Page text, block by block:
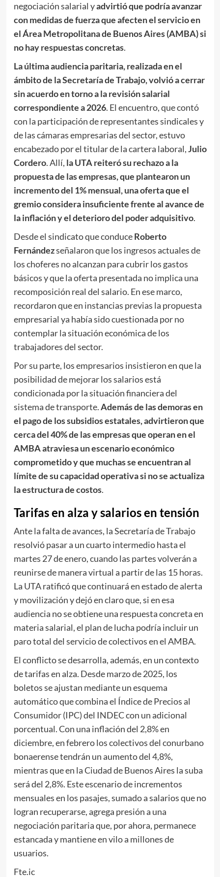
negociación salarial yadvirtió que podría avanzar
con medidas de fuerza que afecten el servicio en
el Área Metropolitana de Buenos Aires (AMBA) si
no hay respuestas concretas.
La última audiencia paritaria, realizada en el
ámbito de la Secretaría de Trabajo, volvió a cerrar
sin acuerdo en torno a la revisión salarial
correspondiente a 2026. El encuentro, que contó
con la participación de representantes sindicales y
de las cámaras empresarias del sector, estuvo
encabezado por el titular de la cartera laboral,Julio
Cordero. Allí, la UTA reiteró su rechazo a la
propuesta de las empresas, que plantearon un
incremento del 1% mensual, una oferta que el
gremio considera insuficiente frente al avance de
la inflación y el deterioro del poder adquisitivo.
Desde el sindicato que conduceRoberto
Fernándezseñalaron que los ingresos actuales de
los choferes no alcanzan para cubrir los gastos
básicos y que la oferta presentada no implica una
recomposición real del salario. En ese marco,
recordaron que en instancias previas la propuesta
empresarial ya había sido cuestionada por no
contemplar la situación económica de los
trabajadores del sector.
Por su parte, los empresarios insistieron en que la
posibilidad de mejorar los salarios está
condicionada por la situación financiera del
sistema de transporte.Además de las demoras en
el pago de los subsidios estatales, advirtieron que
cerca del 40% de las empresas que operan en el
AMBA atraviesa un escenario económico
comprometido y que muchas se encuentran al
límite de su capacidad operativa si no se actualiza
la estructura de costos.
Tarifas en alza y salarios en tensión
Ante la falta de avances, la Secretaría de Trabajo
resolvió pasar a un cuarto intermedio hasta el
martes 27 de enero, cuando las partes volverán a
reunirse de manera virtual a partir de las 15 horas.
La UTA ratificó que continuará en estado de alerta
y movilización y dejó en claro que, si en esa
audiencia no se obtiene una respuesta concreta en
materia salarial, el plan de lucha podría incluir un
paro total del servicio de colectivos en el AMBA.
El conflicto se desarrolla, además, en un contexto
de tarifas en alza. Desde marzo de 2025, los
boletos se ajustan mediante un esquema
automático que combina el Índice de Precios al
Consumidor (IPC) del INDEC con un adicional
porcentual. Con una inflación del 2,8% en
diciembre, en febrero los colectivos del conurbano
bonaerense tendrán un aumento del 4,8%,
mientras que en la Ciudad de Buenos Aires la suba
será del 2,8%. Este escenario de incrementos
mensuales en los pasajes, sumado a salarios que no
logran recuperarse, agrega presión a una
negociación paritaria que, por ahora, permanece
estancada y mantiene en vilo a millones de
usuarios.
Fte.ic